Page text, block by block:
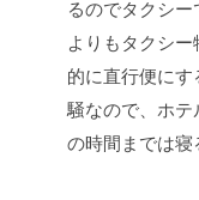
るのでタクシ
よりもタクシ
的に直行便に
騒なので、ホテ
の時間までは寝